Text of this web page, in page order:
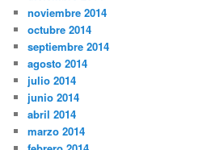
noviembre 2014
octubre 2014
septiembre 2014
agosto 2014
julio 2014
junio 2014
abril 2014
marzo 2014